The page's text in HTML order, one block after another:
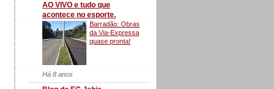
AO VIVO e tudo que
acontece no esporte.
Barradão: Obras
da Via-Expressa
quase pronta!
Há 8 anos